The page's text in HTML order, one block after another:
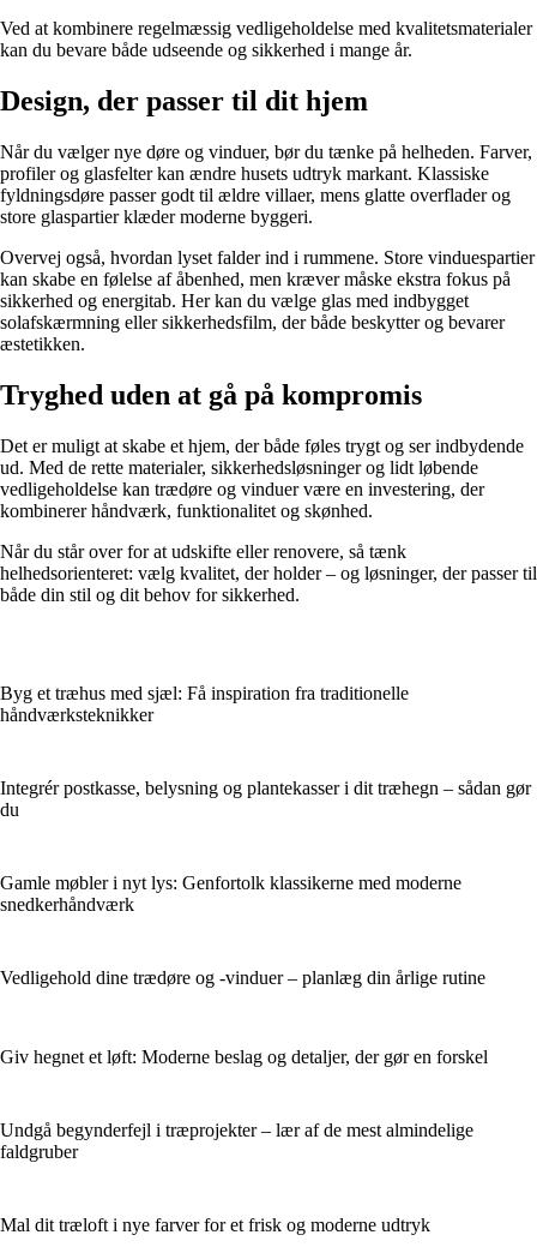
Ved at kombinere regelmæssig vedligeholdelse med kvalitetsmaterialer
kan du bevare både udseende og sikkerhed i mange år.
Design, der passer til dit hjem
Når du vælger nye døre og vinduer, bør du tænke på helheden. Farver,
profiler og glasfelter kan ændre husets udtryk markant. Klassiske
fyldningsdøre passer godt til ældre villaer, mens glatte overflader og
store glaspartier klæder moderne byggeri.
Overvej også, hvordan lyset falder ind i rummene. Store vinduespartier
kan skabe en følelse af åbenhed, men kræver måske ekstra fokus på
sikkerhed og energitab. Her kan du vælge glas med indbygget
solafskærmning eller sikkerhedsfilm, der både beskytter og bevarer
æstetikken.
Tryghed uden at gå på kompromis
Det er muligt at skabe et hjem, der både føles trygt og ser indbydende
ud. Med de rette materialer, sikkerhedsløsninger og lidt løbende
vedligeholdelse kan trædøre og vinduer være en investering, der
kombinerer håndværk, funktionalitet og skønhed.
Når du står over for at udskifte eller renovere, så tænk
helhedsorienteret: vælg kvalitet, der holder – og løsninger, der passer til
både din stil og dit behov for sikkerhed.
Byg et træhus med sjæl: Få inspiration fra traditionelle
håndværksteknikker
Integrér postkasse, belysning og plantekasser i dit træhegn – sådan gør
du
Gamle møbler i nyt lys: Genfortolk klassikerne med moderne
snedkerhåndværk
Vedligehold dine trædøre og -vinduer – planlæg din årlige rutine
Giv hegnet et løft: Moderne beslag og detaljer, der gør en forskel
Undgå begynderfejl i træprojekter – lær af de mest almindelige
faldgruber
Mal dit træloft i nye farver for et frisk og moderne udtryk